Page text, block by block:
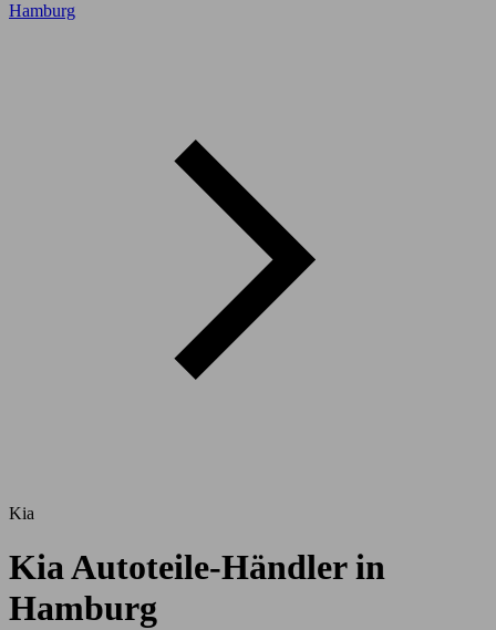
Hamburg
Kia
Kia Autoteile-Händler in
Hamburg